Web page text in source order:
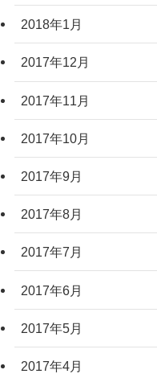
2018年1月
2017年12月
2017年11月
2017年10月
2017年9月
2017年8月
2017年7月
2017年6月
2017年5月
2017年4月